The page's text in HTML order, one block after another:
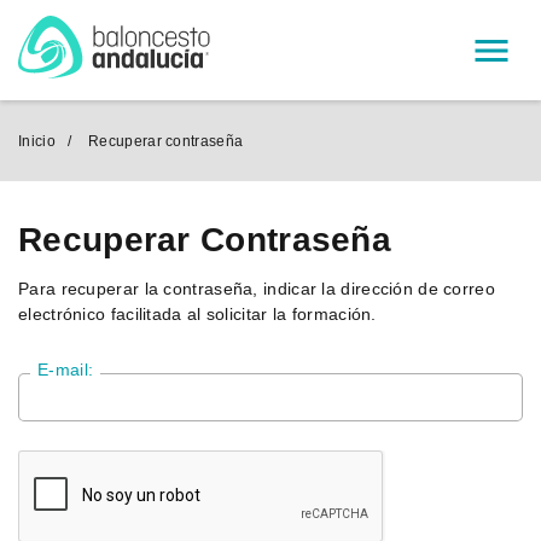
Menú
Inicio Recuperar contraseña
Recuperar Contraseña
Para recuperar la contraseña, indicar la dirección de correo
electrónico facilitada al solicitar la formación.
E-mail: